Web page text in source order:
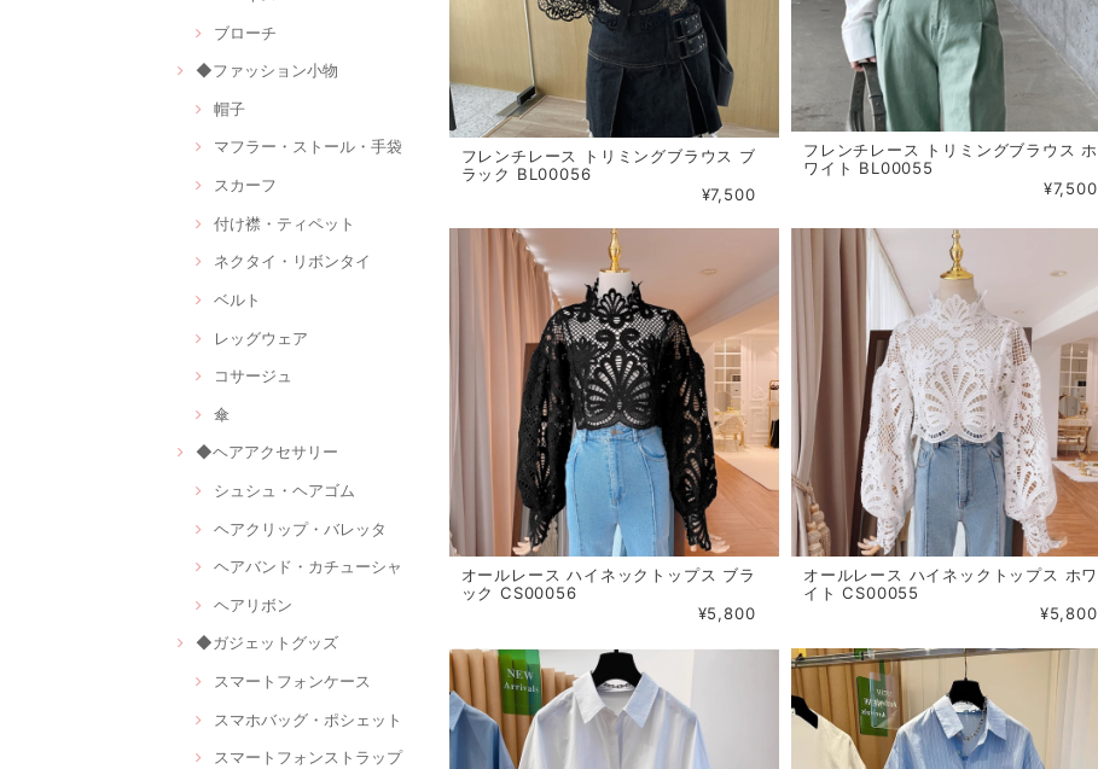
ブローチ
◆ファッション小物
帽子
マフラー・ストール・手袋
スカーフ
付け襟・ティペット
ネクタイ・リボンタイ
ベルト
レッグウェア
コサージュ
傘
◆ヘアアクセサリー
シュシュ・ヘアゴム
ヘアクリップ・バレッタ
ヘアバンド・カチューシャ
ヘアリボン
◆ガジェットグッズ
スマートフォンケース
スマホバッグ・ポシェット
スマートフォンストラップ
フレンチレース トリミングブラウス ブ
ラック BL00056
¥7,500
フレンチレース トリミングブラウス ホ
ワイト BL00055
¥7,500
オールレース ハイネックトップス ブラ
ック CS00056
¥5,800
オールレース ハイネックトップス ホワ
イト CS00055
¥5,800